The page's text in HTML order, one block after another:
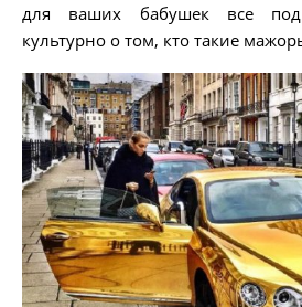
для ваших бабушек все
культурно о том, кто такие